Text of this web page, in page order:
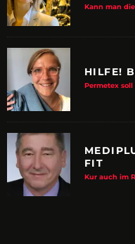
System werden Reisen
Kann man
HILFE!
Permetex
FIT
Kur auch im